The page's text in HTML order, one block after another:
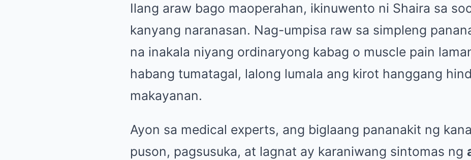
Ilang araw bago maoperahan, ikinuwento ni Shaira sa
kanyang naranasan. Nag-umpisa raw sa simpleng
na inakala niyang ordinaryong kabag o muscle pain
habang tumatagal, lalong lumala ang kirot hanggang
makayanan.
Ayon sa medical experts, ang biglaang pananakit ng
puson, pagsusuka, at lagnat ay karaniwang sintomas ng